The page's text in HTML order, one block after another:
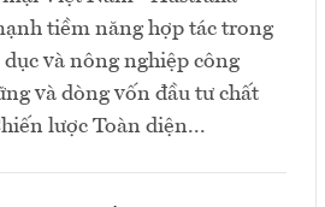
tiềm năng hợp tác trong
và nông nghiệp công
và dòng vốn đầu tư chất
lược Toàn diện...